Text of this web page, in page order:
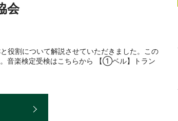
会
役割について解説させていただきました。この
音楽検定受検はこちらから 【①ベル】トラン